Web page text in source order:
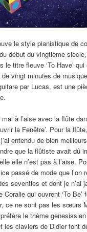
le style pianistique de
début du vingtième
le titre fleuve ‘To Have’
vingt minutes de
par Lucas, est une
à l’aise avec la flûte
la Fenêtre’. Pour la
entendu de bien
que la flûtiste avait dû
elle n’est pas à l’aise.
passé de mode que l’on
seventies et dont je n’ai
qui ouvrent ‘To Be’
ce ne sont pas les sœurs
le thème
les claviers de Didier font